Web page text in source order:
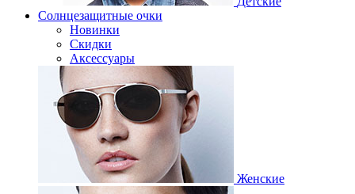
Солнцезащитные очки
Новинки
Скидки
Аксессуары
Женские